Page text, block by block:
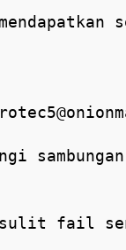
fail